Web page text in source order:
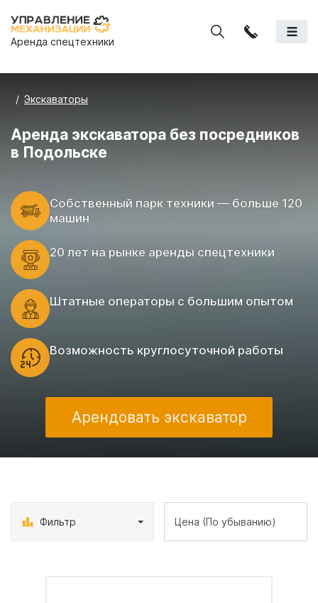
Аренда спецтехники
Экскаваторы
Аренда экскаватора без посредников
в Подольске
Cобственный парк техники — больше 120
машин
20 лет на рынке аренды спецтехники
Штатные операторы с большим опытом
Возможность круглосуточной работы
Арендовать экскаватор
Фильтр